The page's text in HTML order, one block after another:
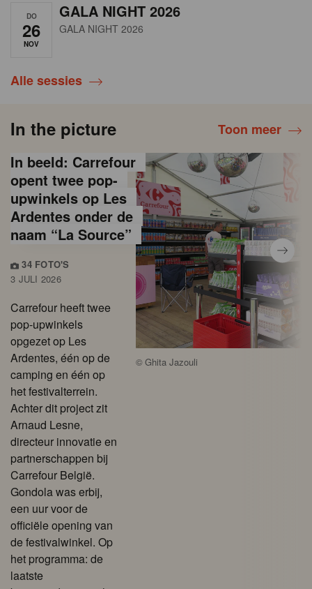
DO
26
NOV
GALA NIGHT 2026
GALA NIGHT 2026
Alle sessies
In the picture Toon meer
In beeld: Carrefour
opent twee pop-
upwinkels op Les
Ardentes onder de
naam “La Source”
34 FOTO'S
3 JULI 2026
Carrefour heeft twee
pop-upwinkels
opgezet op Les
Ardentes, één op de
camping en één op
het festivalterrein.
Achter dit project zit
Arnaud Lesne,
directeur innovatie en
partnerschappen bij
Carrefour België.
Gondola was erbij,
een uur voor de
officiële opening van
de festivalwinkel. Op
het programma: de
laatste
©Ghita Jazouli